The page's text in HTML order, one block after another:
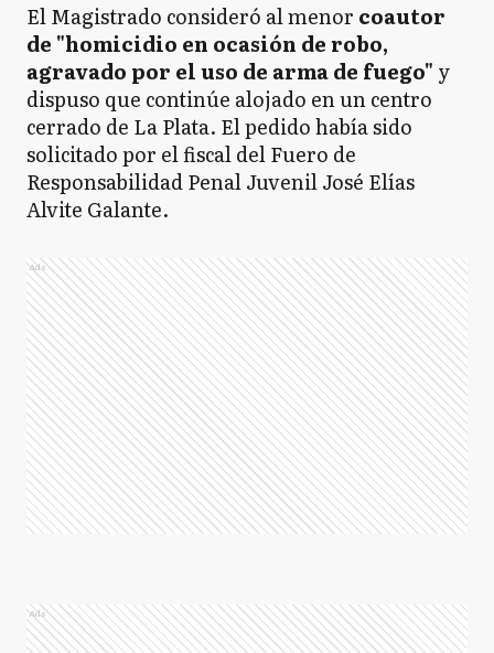
El Magistrado consideró al menor coautor
de "homicidio en ocasión de robo,
agravado por el uso de arma de fuego" y
dispuso que continúe alojado en un centro
cerrado de La Plata. El pedido había sido
solicitado por el fiscal del Fuero de
Responsabilidad Penal Juvenil José Elías
Alvite Galante.
Ads
Ads